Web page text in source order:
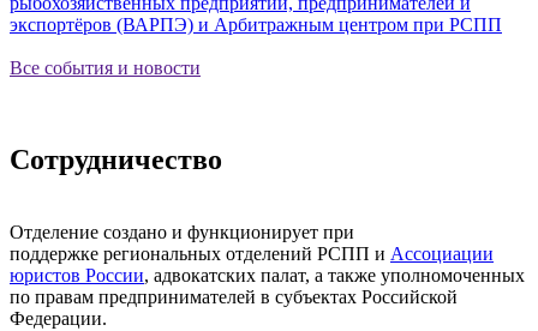
экспортёров (ВАРПЭ) и Арбитражным центром при РСПП
Все события и новости
Сотрудничество
Отделение создано и функционирует при
поддержке региональных отделений РСПП и Ассоциации
юристов России, адвокатских палат, а также уполномоченных
по правам предпринимателей в субъектах Российской
Федерации.